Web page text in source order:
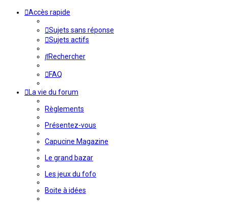
Accès rapide
Sujets sans réponse
Sujets actifs
Rechercher
FAQ
La vie du forum
Règlements
Présentez-vous
Capucine Magazine
Le grand bazar
Les jeux du fofo
Boite à idées